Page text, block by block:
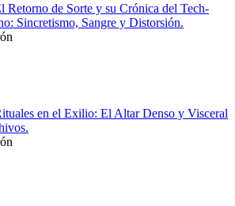
Retorno de Sorte y su Crónica del Tech-
Sincretismo, Sangre y Distorsión.
en el Exilio: El Altar Denso y Visceral